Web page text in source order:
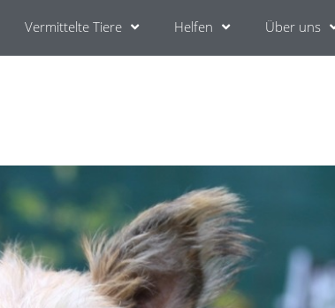
Vermittelte Tiere Helfen Über uns